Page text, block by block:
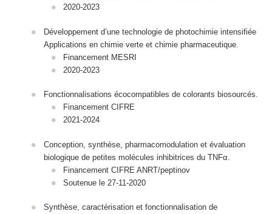
2020-2023
Développement d’une technologie de photochimie intensifiée
Applications en chimie verte et chimie pharmaceutique.
Financement MESRI
2020-2023
Fonctionnalisations écocompatibles de colorants biosourcés.
Financement CIFRE
2021-2024
Conception, synthèse, pharmacomodulation et évaluation
biologique de petites molécules inhibitrices du TNFα.
Financement CIFRE ANRT/peptinov
Soutenue le 27-11-2020
Synthèse, caractérisation et fonctionnalisation de